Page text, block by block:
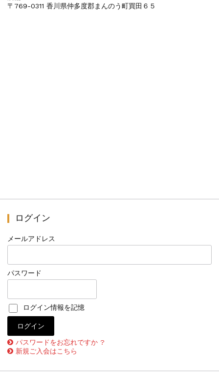
〒769-0311 香川県仲多度郡まんのう町買田６５
ログイン
メールアドレス
パスワード
ログイン情報を記憶
パスワードをお忘れですか ?
新規ご入会はこちら